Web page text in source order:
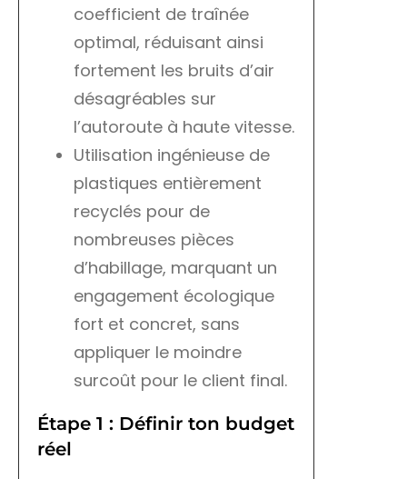
coefficient de traînée
optimal, réduisant ainsi
fortement les bruits d’air
désagréables sur
l’autoroute à haute vitesse.
Utilisation ingénieuse de
plastiques entièrement
recyclés pour de
nombreuses pièces
d’habillage, marquant un
engagement écologique
fort et concret, sans
appliquer le moindre
surcoût pour le client final.
Étape 1 : Définir ton budget
réel